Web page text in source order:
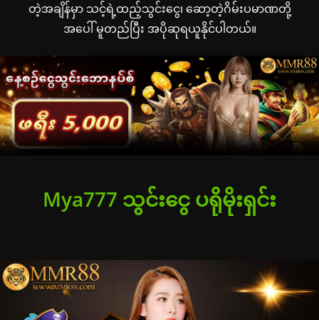
တဲ့အချိန်မှာ သင့်ရဲ့ထည့်သွင်းငွေ၊ ဆော့တဲ့ဂိမ်းပမာဏတို့
အပေါ် မူတည်ပြီး အပိုဆုရယူနိုင်ပါတယ်။
Mya777 သွင်းငွေ ပရိုမိုးရှင်း